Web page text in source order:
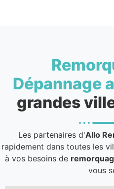
Dépannage
grandes
Les partenaires d'Allo
rapidement dans toutes les
à vos besoins de
vous